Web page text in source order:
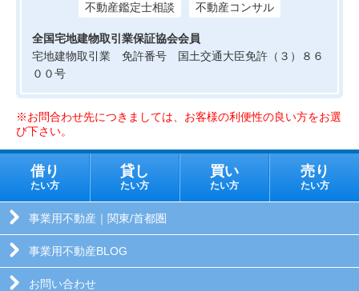
不動産鑑定士相談 不動産コンサル
全国宅地建物取引業保証協会会員
宅地建物取引業 免許番号 国土交通大臣免許（３）８６
００号
※お問合わせ先につきましては、お客様の利便性の良い方をお選
び下さい。
借り
たい方
貸し
たい方
買い
たい方
売り
たい方
事業用不動産｜関東/首都圏
事業用不動産BLOG
お問い合わせ